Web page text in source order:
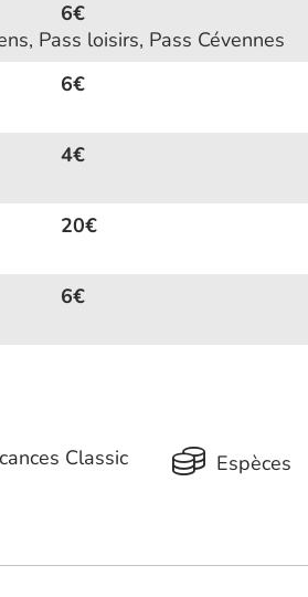
6€
Pass loisirs, Pass Cévennes
6€
4€
20€
6€
Classic Espèces